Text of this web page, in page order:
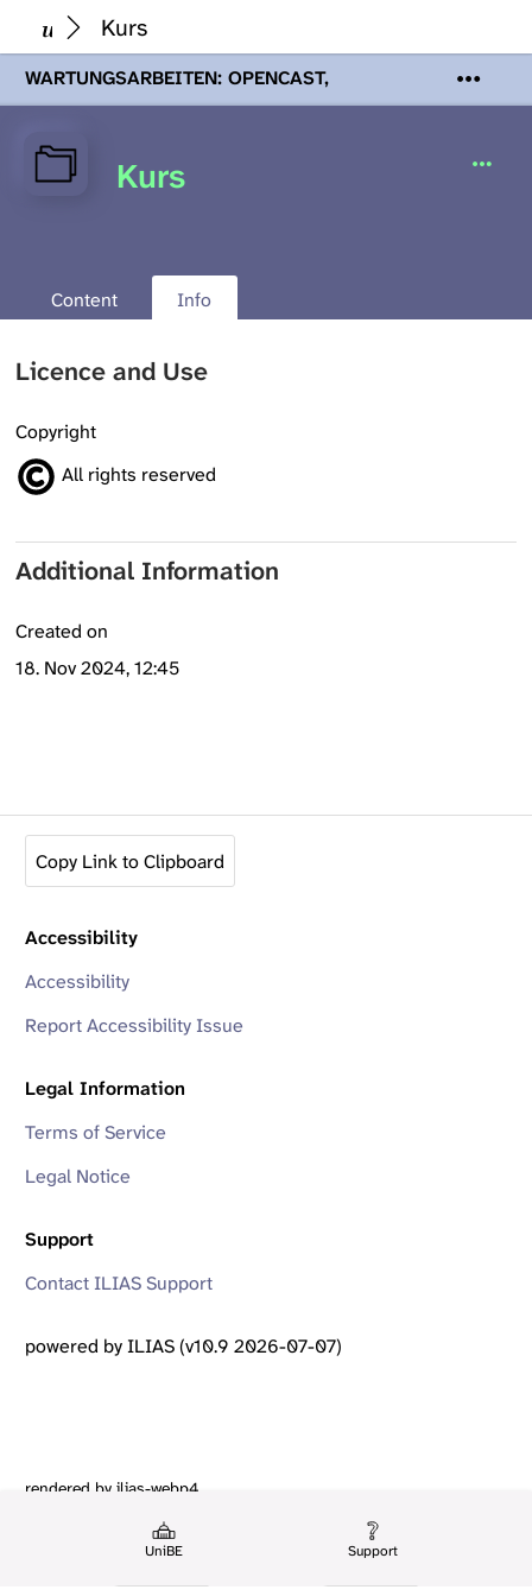
Kurs
WARTUNGSARBEITEN: OPENCAST,
PODCASTS & TOBIRA
Mi 19. August
Wartungsarbeiten an den Opencast-
Servern werden Ihnen Podcasts,
UniBE Support
Kurs
Content Info
Licence and Use
Copyright
All rights reserved
Additional Information
Created on
18. Nov 2024, 12:45
Copy Link to Clipboard
Accessibility
Accessibility
Report Accessibility Issue
Legal Information
Terms of Service
Legal Notice
Support
Contact ILIAS Support
powered by ILIAS (v10.9 2026-07-07)
rendered by ilias-webp4